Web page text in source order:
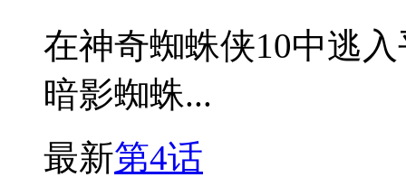
在神奇蜘蛛侠10中逃
暗影蜘蛛...
最新第4话